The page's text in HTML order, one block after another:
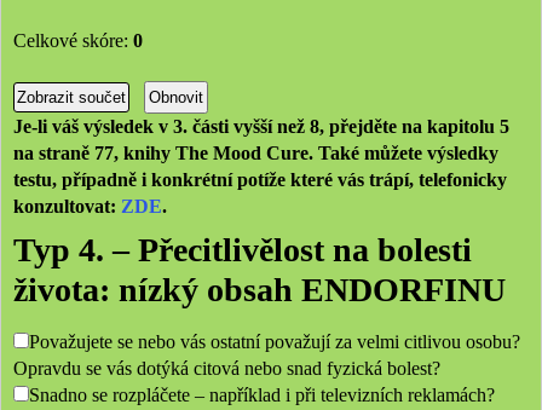
Celkové skóre: 0
Je-li váš výsledek v 3. části vyšší než 8, přejděte na kapitolu 5
na straně 77, knihy The Mood Cure. Také můžete výsledky
testu, případně i konkrétní potíže které vás trápí, telefonicky
konzultovat: ZDE.
Typ 4. – Přecitlivělost na bolesti
života: nízký obsah ENDORFINU
Považujete se nebo vás ostatní považují za velmi citlivou osobu?
Opravdu se vás dotýká citová nebo snad fyzická bolest?
Snadno se rozpláčete – například i při televizních reklamách?